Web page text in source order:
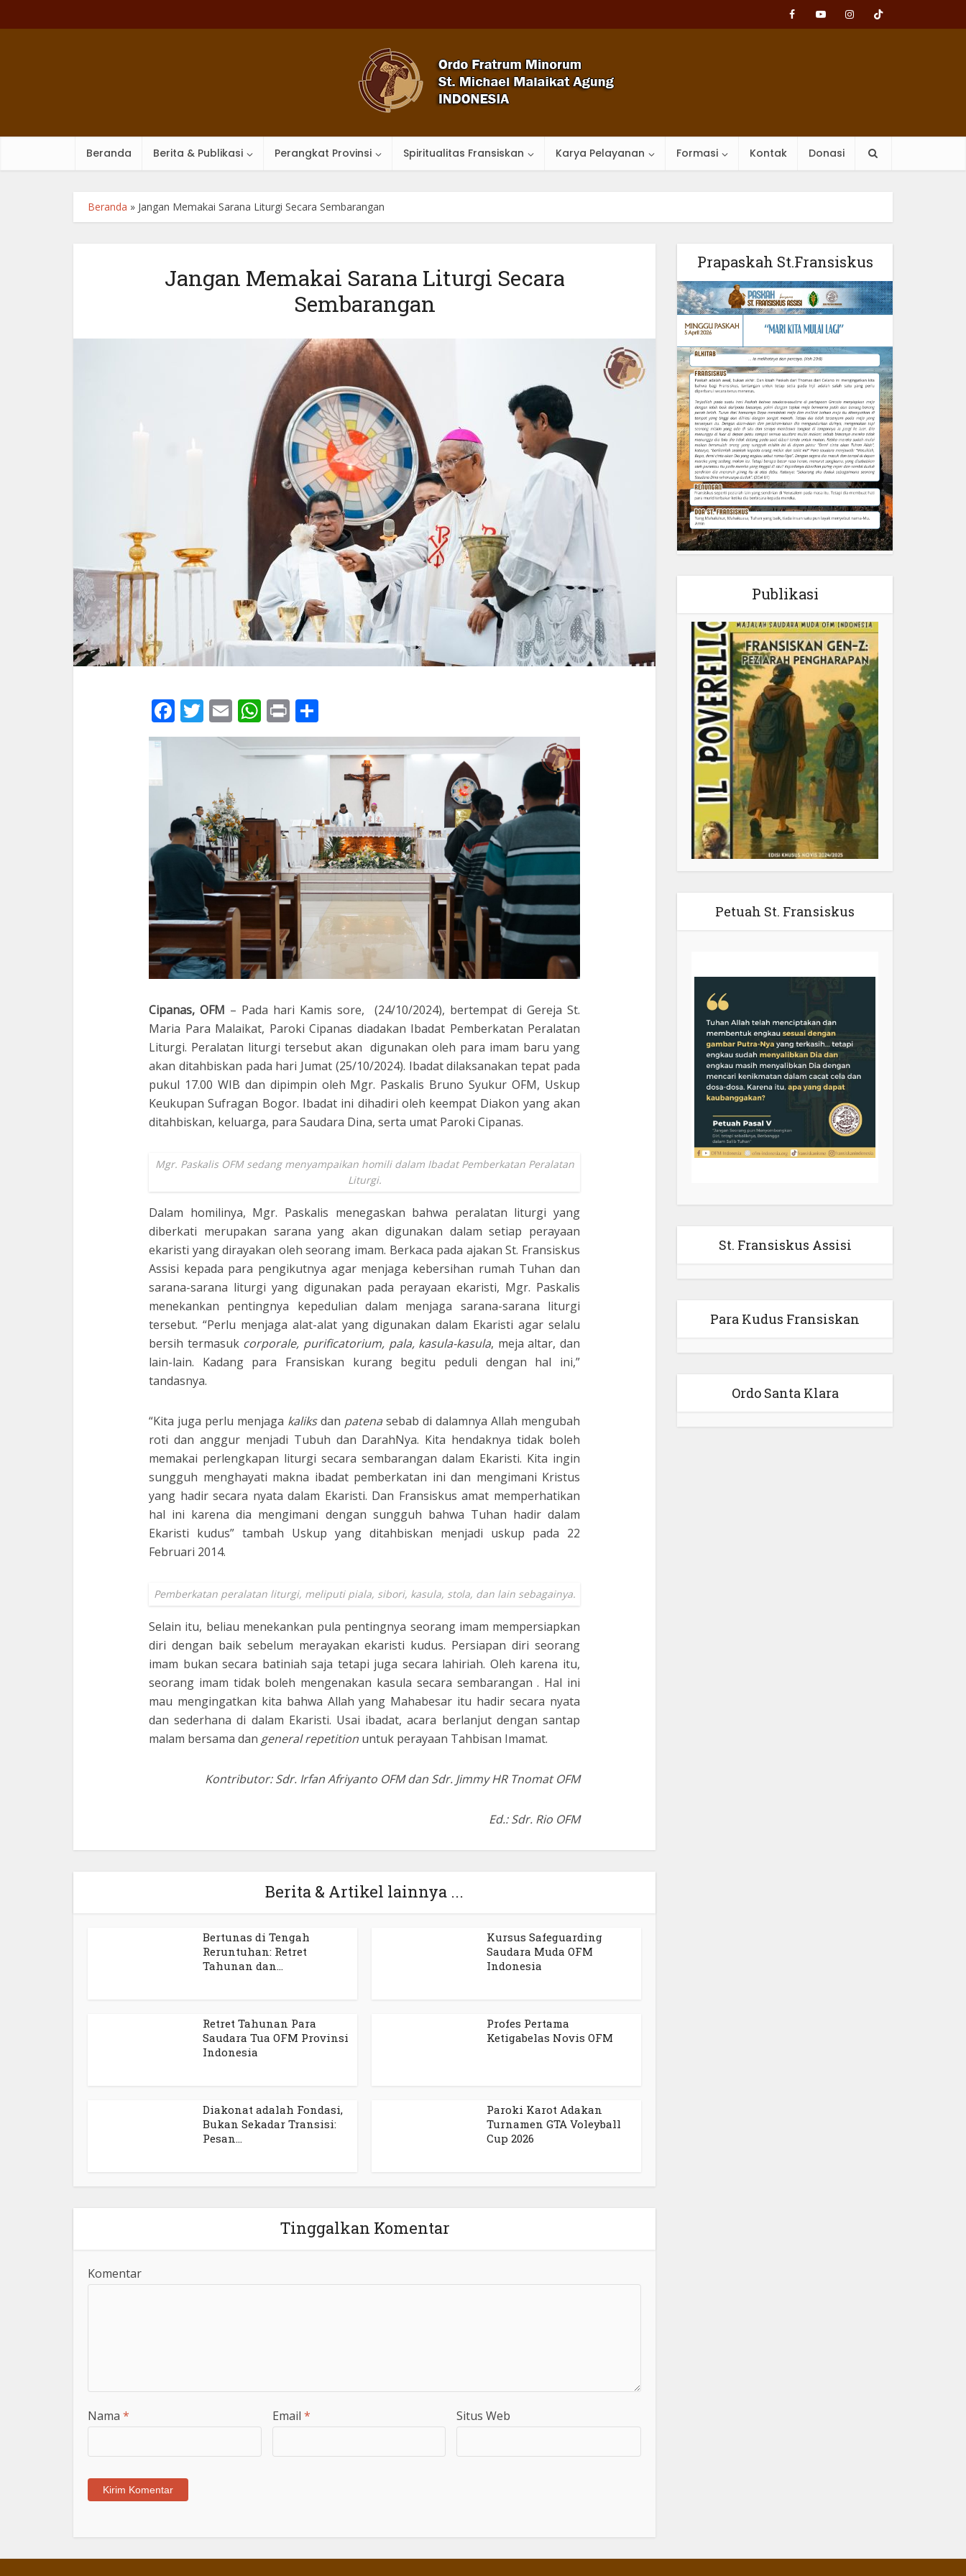
Beranda Berita & Publikasi Perangkat Provinsi Spiritualitas Fransiskan Karya Pelayanan Formasi Kontak Donasi
Beranda » Jangan Memakai Sarana Liturgi Secara Sembarangan
Jangan Memakai Sarana Liturgi Secara
Sembarangan
Facebook
Twitter
EmailWhatsApp
Print
Cipanas, OFM – Pada hari Kamis sore, (24/10/2024), bertempat di Gereja St.
Maria Para Malaikat, Paroki Cipanas diadakan Ibadat Pemberkatan Peralatan
Liturgi. Peralatan liturgi tersebut akan digunakan oleh para imam baru yang
akan ditahbiskan pada hari Jumat (25/10/2024). Ibadat dilaksanakan tepat pada
pukul 17.00 WIB dan dipimpin oleh Mgr. Paskalis Bruno Syukur OFM, Uskup
Keukupan Sufragan Bogor. Ibadat ini dihadiri oleh keempat Diakon yang akan
ditahbiskan, keluarga, para Saudara Dina, serta umat Paroki Cipanas.
Mgr. Paskalis OFM sedang menyampaikan homili dalam Ibadat Pemberkatan Peralatan
Liturgi.
Dalam homilinya, Mgr. Paskalis menegaskan bahwa peralatan liturgi yang
diberkati merupakan sarana yang akan digunakan dalam setiap perayaan
ekaristi yang dirayakan oleh seorang imam. Berkaca pada ajakan St. Fransiskus
Assisi kepada para pengikutnya agar menjaga kebersihan rumah Tuhan dan
sarana-sarana liturgi yang digunakan pada perayaan ekaristi, Mgr. Paskalis
menekankan pentingnya kepedulian dalam menjaga sarana-sarana liturgi
tersebut. “Perlu menjaga alat-alat yang digunakan dalam Ekaristi agar selalu
bersih termasuk corporale, purificatorium, pala, kasula-kasula, meja altar, dan
lain-lain. Kadang para Fransiskan kurang begitu peduli dengan hal ini,”
tandasnya.
“Kita juga perlu menjaga kaliksdan patena sebab di dalamnya Allah mengubah
roti dan anggur menjadi Tubuh dan DarahNya. Kita hendaknya tidak boleh
memakai perlengkapan liturgi secara sembarangan dalam Ekaristi. Kita ingin
sungguh menghayati makna ibadat pemberkatan ini dan mengimani Kristus
yang hadir secara nyata dalam Ekaristi. Dan Fransiskus amat memperhatikan
hal ini karena dia mengimani dengan sungguh bahwa Tuhan hadir dalam
Ekaristi kudus” tambah Uskup yang ditahbiskan menjadi uskup pada 22
Februari 2014.
Pemberkatan peralatan liturgi, meliputi piala, sibori, kasula, stola, dan lain sebagainya.
Selain itu, beliau menekankan pula pentingnya seorang imam mempersiapkan
diri dengan baik sebelum merayakan ekaristi kudus. Persiapan diri seorang
imam bukan secara batiniah saja tetapi juga secara lahiriah. Oleh karena itu,
seorang imam tidak boleh mengenakan kasula secara sembarangan . Hal ini
mau mengingatkan kita bahwa Allah yang Mahabesar itu hadir secara nyata
dan sederhana di dalam Ekaristi. Usai ibadat, acara berlanjut dengan santap
malam bersama dan general repetition untuk perayaan Tahbisan Imamat.
Kontributor: Sdr. Irfan Afriyanto OFM dan Sdr. Jimmy HR Tnomat OFM
Ed.: Sdr. Rio OFM
Berita & Artikel lainnya ...
Bertunas di Tengah
Reruntuhan: Retret
Tahunan dan...
Kursus Safeguarding
Saudara Muda OFM
Indonesia
Retret Tahunan Para
Saudara Tua OFM Provinsi
Indonesia
Profes Pertama
Ketigabelas Novis OFM
Diakonat adalah Fondasi,
Bukan Sekadar Transisi:
Pesan...
Paroki Karot Adakan
Turnamen GTA Voleyball
Cup 2026
Tinggalkan Komentar
Komentar
Nama * Email * Situs Web
Prapaskah St.Fransiskus
Publikasi
Petuah St. Fransiskus
St. Fransiskus Assisi
Para Kudus Fransiskan
Ordo Santa Klara